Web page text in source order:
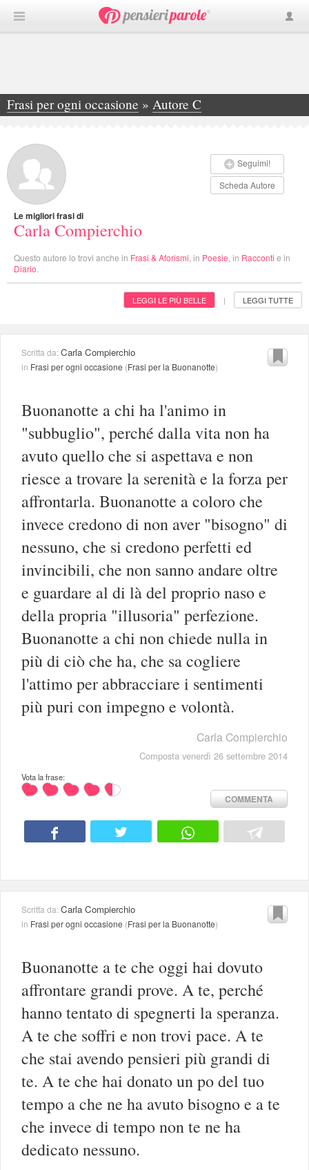
Frasi per ogni occasione » Autore C
»Carla Compierchio
Seguimi!
Scheda Autore
Le migliori frasi di
Carla Compierchio
Questo autore lo trovi anche in Frasi & Aforismi , in Poesie , in Racconti e in
Diario
LEGGI LE PIÙ BELLE | LEGGI TUTTE
Scritta da:Carla Compierchio
in Frasi per ogni occasione (Frasi per la Buonanotte)
Buonanotte a chi ha l'animo in
"subbuglio", perché dalla vita non ha
avuto quello che si aspettava e non
riesce a trovare la serenità e la forza per
affrontarla. Buonanotte a coloro che
invece credono di non aver "bisogno" di
nessuno, che si credono perfetti ed
invincibili, che non sanno andare oltre
e guardare al di là del proprio naso e
della propria "illusoria" perfezione.
Buonanotte a chi non chiede nulla in
più di ciò che ha, che sa cogliere
l'attimo per abbracciare i sentimenti
più puri con impegno e volontà.
Carla Compierchio
Composta venerdì 26 settembre 2014
Vota la frase:
COMMENTA
Scritta da:Carla Compierchio
in Frasi per ogni occasione (Frasi per la Buonanotte)
Buonanotte a te che oggi hai dovuto
affrontare grandi prove. A te, perché
hanno tentato di spegnerti la speranza.
A te che soffri e non trovi pace. A te
che stai avendo pensieri più grandi di
te. A te che hai donato un po del tuo
tempo a che ne ha avuto bisogno e a te
che invece di tempo non te ne ha
dedicato nessuno.